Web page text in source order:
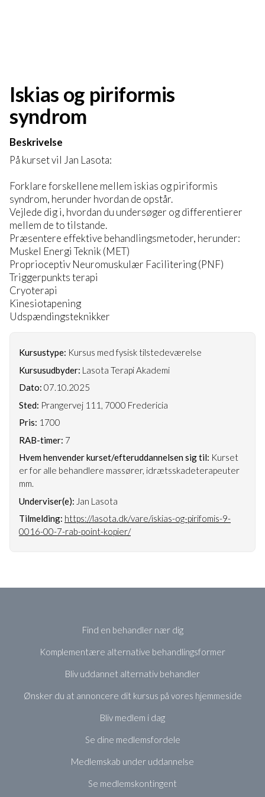
Iskias og piriformis
syndrom
Beskrivelse
På kurset vil Jan Lasota:
Forklare forskellene mellem iskias og piriformis
syndrom, herunder hvordan de opstår.
Vejlede dig i, hvordan du undersøger og differentierer
mellem de to tilstande.
Præsentere effektive behandlingsmetoder, herunder:
Muskel Energi Teknik (MET)
Proprioceptiv Neuromuskulær Facilitering (PNF)
Triggerpunkts terapi
Cryoterapi
Kinesiotapening
Udspændingsteknikker
Kursustype: Kursus med fysisk tilstedeværelse
Kursusudbyder: Lasota Terapi Akademi
Dato: 07.10.2025
Sted: Prangervej 111, 7000 Fredericia
Pris: 1700
RAB-timer: 7
Hvem henvender kurset/efteruddannelsen sig til: Kurset
er for alle behandlere massører, idrætsskadeterapeuter
mm.
Underviser(e): Jan Lasota
Tilmelding: https://lasota.dk/vare/iskias-og-pirifomis-9-
0016-00-7-rab-point-kopier/
Find en behandler nær dig
Komplementære alternative behandlingsformer
Bliv uddannet alternativ behandler
Ønsker du at annoncere dit kursus på vores hjemmeside
Bliv medlem i dag
Se dine medlemsfordele
Medlemskab under uddannelse
Se medlemskontingent